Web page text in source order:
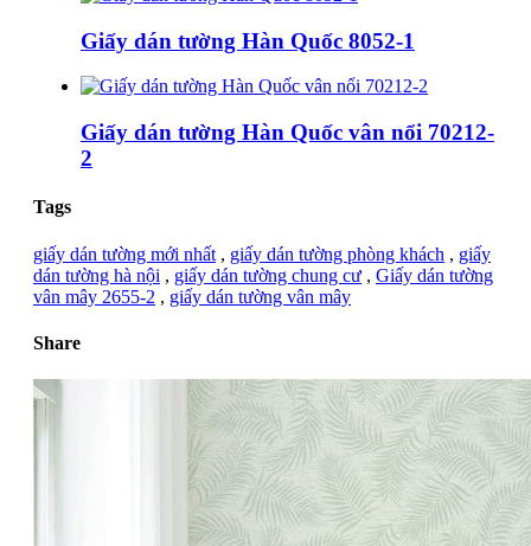
Giấy dán tường Hàn Quốc 8052-1
Giấy dán tường Hàn Quốc vân nổi 70212-
2
Tags
giấy dán tường mới nhất , giấy dán tường phòng khách , giấy
dán tường hà nội , giấy dán tường chung cư , Giấy dán tường
vân mây 2655-2 , giấy dán tường vân mây
Share